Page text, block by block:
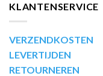
KLANTENSERVICE
VERZENDKOSTEN
LEVERTIJDEN
RETOURNEREN